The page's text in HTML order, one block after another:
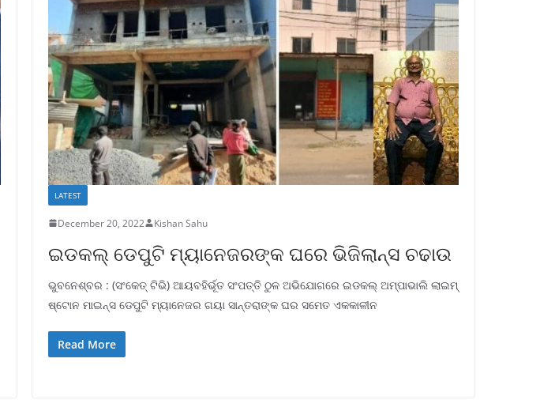
LATEST
December 20, 2022 Kishan Sahu
ଇଡକଲ୍ ଡେପୁଟି ମ୍ୟାନେଜରଙ୍କ ଘରେ ଭିଜିଲାନ୍ସ ଚଢାଉ
ଭୁବନେଶ୍ବର : (ସଂକେତ୍ ଟିଭି) ଆୟବହିର୍ଭୂତ ସଂପତ୍ତି ଠୁଳ ଅଭିଯୋଗରେ ଇଡକଲ୍ ଅମ୍ପାଭାଲି ଲାଇମ୍
ଷ୍ଟୋନ ମାଇନ୍ସ ଡେପୁଟି ମ୍ୟାନେଜର ଗୟା ସାନ୍ତରାଙ୍କ ଘର ସମେତ ଏକକାଳୀନ
Read More